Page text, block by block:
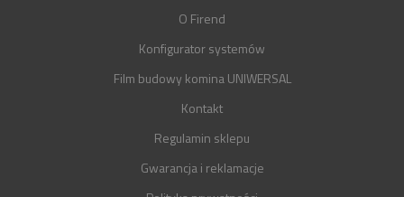
O Firend
Konfigurator systemów
Film budowy komina UNIWERSAL
Kontakt
Regulamin sklepu
Gwarancja i reklamacje